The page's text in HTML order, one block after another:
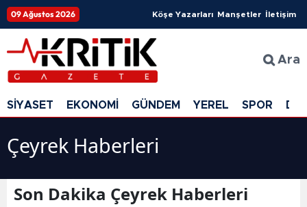
09 Ağustos 2026 Köşe Yazarları Manşetler İletişim
Ara
SİYASET EKONOMİ GÜNDEM YEREL SPOR
Çeyrek Haberleri
Son Dakika Çeyrek Haberleri